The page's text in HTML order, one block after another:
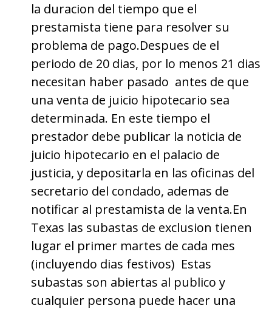
la duracion del tiempo que el
prestamista tiene para resolver su
problema de pago.Despues de el
periodo de 20 dias, por lo menos 21 dias
necesitan haber pasado antes de que
una venta de juicio hipotecario sea
determinada. En este tiempo el
prestador debe publicar la noticia de
juicio hipotecario en el palacio de
justicia, y depositarla en las oficinas del
secretario del condado, ademas de
notificar al prestamista de la venta.En
Texas las subastas de exclusion tienen
lugar el primer martes de cada mes
(incluyendo dias festivos) Estas
subastas son abiertas al publico y
cualquier persona puede hacer una